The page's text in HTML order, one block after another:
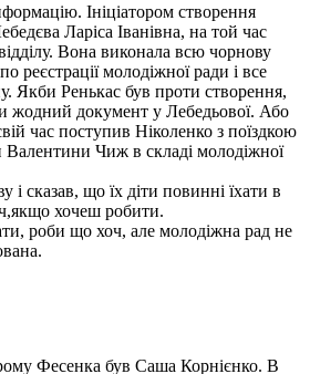
Ініціатором створення
Ларіса Іванівна, на той час
Вона виконала всю чорнову
реєстрації молодіжної ради і все
Якби Ренькас був проти створення,
жодний документ у Лебедьової. Або
час поступив Ніколенко з поїздкою
Валентини Чиж в складі молодіжної
і сказав, що їх діти повинні їхати в
хочеш робити.
роби що хоч, але молодіжна рад не
Фесенка був Саша Корнієнко. В